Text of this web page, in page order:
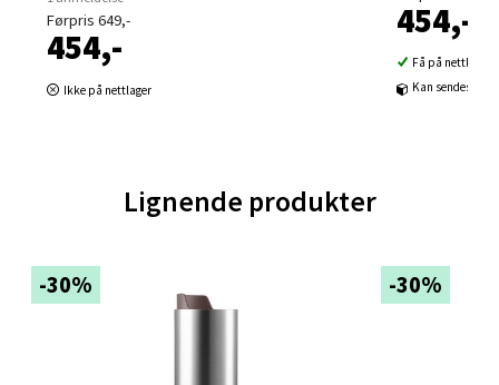
Førpris 649,-
454,-
Ikke på nettlager
454,-
Få på nettlager
Kan sendes til
Lignende produkter
-30% -30%
Steinkjer - Thon Senter Steinkjer
0 i butikk
Velg